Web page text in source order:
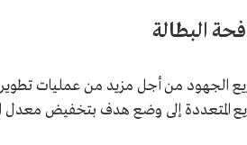
رؤية السعودية 2030 إلى تسريع الجهود من أجل مزيد من